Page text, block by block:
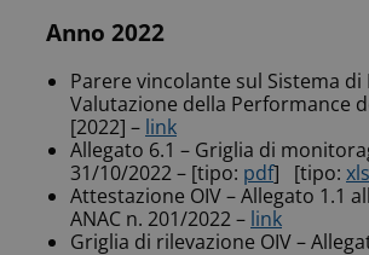
Anno 2022
Parere vincolante sul Sistema di
Valutazione della Performance
[2022] – link
Allegato 6.1 – Griglia di
31/10/2022 – [tipo: pdf] [tipo:
Attestazione OIV – Allegato 1.1
ANAC n. 201/2022 – link
Griglia di rilevazione OIV –